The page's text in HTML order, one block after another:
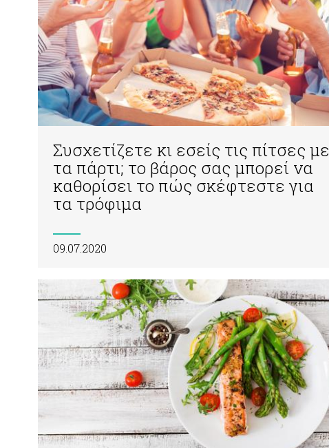
Συσχετίζετε κι εσείς τις πίτσες με
τα πάρτι; το βάρος σας μπορεί να
καθορίσει το πώς σκέφτεστε για
τα τρόφιμα
09.07.2020